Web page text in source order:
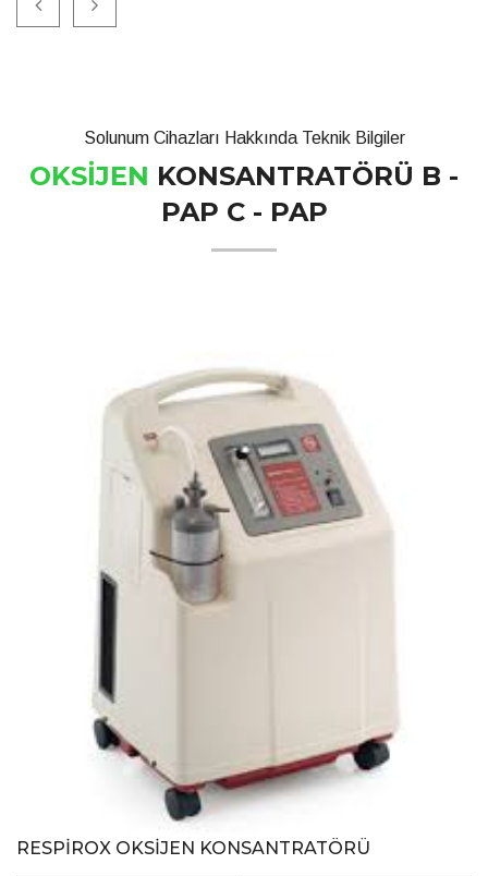
Solunum Cihazları Hakkında Teknik Bilgiler
OKSİJEN KONSANTRATÖRÜ B -
PAP C - PAP
RESPİROX OKSİJEN KONSANTRATÖRÜ